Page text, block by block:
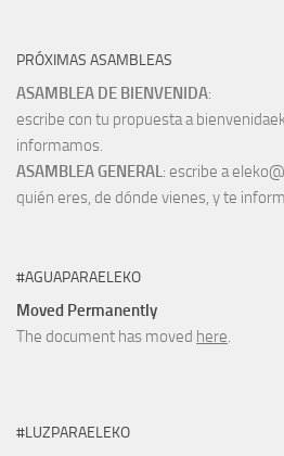
PRÓXIMAS ASAMBLEAS
ASAMBLEA DE BIENVENIDA:
escribe con tu propuesta a
informamos.
ASAMBLEA GENERAL : escribe a
quién eres, de dónde vienes, y te
#AGUAPARAELEKO
Moved Permanently
The document has moved here
#LUZPARAELEKO